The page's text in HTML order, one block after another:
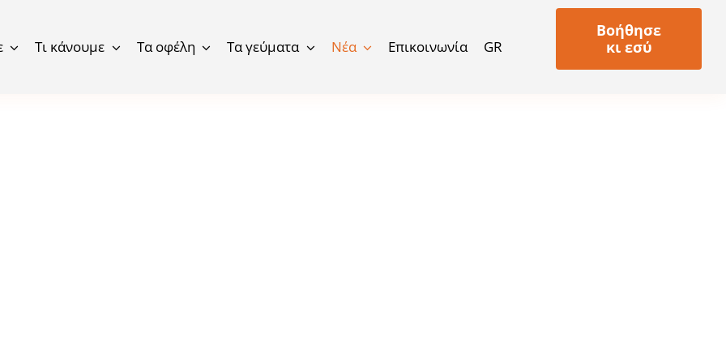
Τι κάνουμε Τα οφέλη Τα γεύματα Νέα Επικοινωνία GR
Βοήθησε
κι εσύ